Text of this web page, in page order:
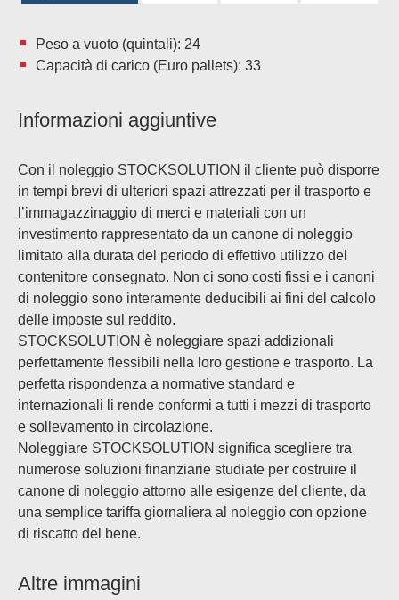
Peso a vuoto (quintali): 24
Capacità di carico (Euro pallets): 33
Informazioni aggiuntive
Con il noleggio STOCKSOLUTION il cliente può disporre
in tempi brevi di ulteriori spazi attrezzati per il trasporto e
l’immagazzinaggio di merci e materiali con un
investimento rappresentato da un canone di noleggio
limitato alla durata del periodo di effettivo utilizzo del
contenitore consegnato. Non ci sono costi fissi e i canoni
di noleggio sono interamente deducibili ai fini del calcolo
delle imposte sul reddito.
STOCKSOLUTION è noleggiare spazi addizionali
perfettamente flessibili nella loro gestione e trasporto. La
perfetta rispondenza a normative standard e
internazionali li rende conformi a tutti i mezzi di trasporto
e sollevamento in circolazione.
Noleggiare STOCKSOLUTION significa scegliere tra
numerose soluzioni finanziarie studiate per costruire il
canone di noleggio attorno alle esigenze del cliente, da
una semplice tariffa giornaliera al noleggio con opzione
di riscatto del bene.
Altre immagini